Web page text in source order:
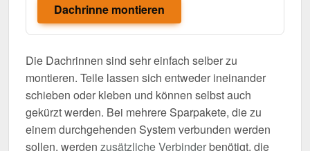
Dachrinne montieren
Die Dachrinnen sind sehr einfach selber zu
montieren. Teile lassen sich entweder ineinander
schieben oder kleben und können selbst auch
gekürzt werden. Bei mehrere Sparpakete, die zu
einem durchgehenden System verbunden werden
sollen, werden zusätzliche Verbinderbenötigt, die